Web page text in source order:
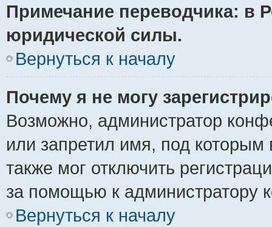
Примечание переводчика: в
юридической силы.
Вернуться к началу
Почему я не могу
Возможно, администратор
или запретил имя, под которым
также мог отключить
за помощью к администратору
Вернуться к началу